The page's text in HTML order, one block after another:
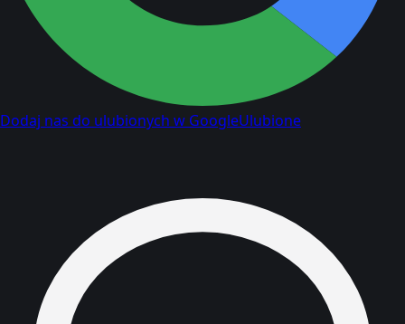
Dodaj nas do ulubionych w GoogleUlubione